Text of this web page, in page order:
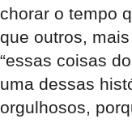
chorar o tempo
que outros,
“essas coisas
uma dessas
orgulhosos,